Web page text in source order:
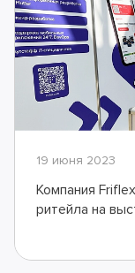
19 июня 2023
Компания
ритейла на